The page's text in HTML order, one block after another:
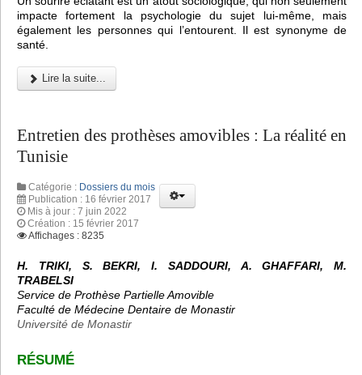
impacte fortement la psychologie du sujet lui-même, mais
également les personnes qui l’entourent. Il est synonyme de
santé.
Lire la suite...
Entretien des prothèses amovibles : La réalité en
Tunisie
Catégorie : Dossiers du mois
Publication : 16 février 2017
Mis à jour : 7 juin 2022
Création : 15 février 2017
Affichages : 8235
H. TRIKI, S. BEKRI, I. SADDOURI, A. GHAFFARI, M.
TRABELSI
Service de Prothèse Partielle Amovible
Faculté de Médecine Dentaire de Monastir
Université de Monastir
RÉSUMÉ